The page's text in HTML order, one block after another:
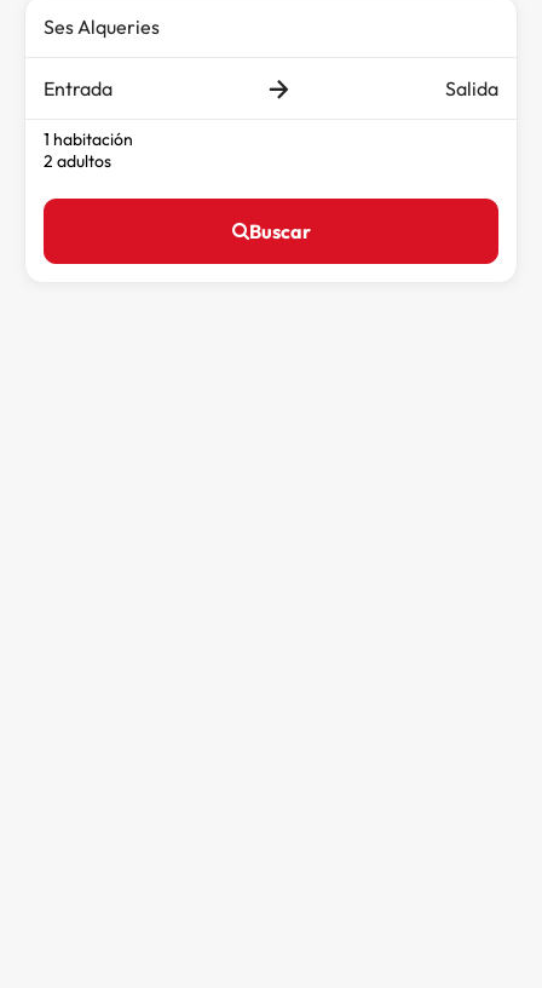
Entrada Salida
1 habitación
2 adultos
Buscar